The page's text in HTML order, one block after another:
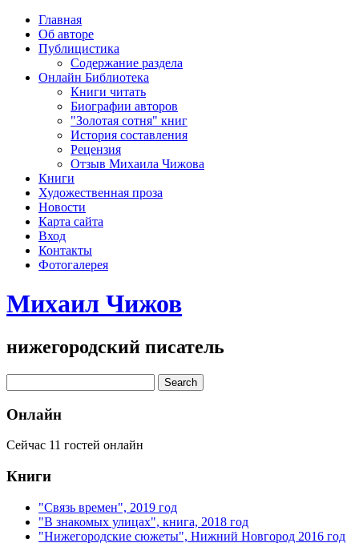
Главная
Об авторе
Публицистика
Содержание раздела
Онлайн Библиотека
Книги читать
Биографии авторов
"Золотая сотня" книг
История составления
Рецензия
Отзыв Михаила Чижова
Книги
Художественная проза
Новости
Карта сайта
Вход
Контакты
Фотогалерея
Михаил Чижов
нижегородский писатель
Онлайн
Сейчас 11 гостей онлайн
Книги
"Связь времен", 2019 год
"В знакомых улицах", книга, 2018 год
"Нижегородские сюжеты", Нижний Новгород 2016 год